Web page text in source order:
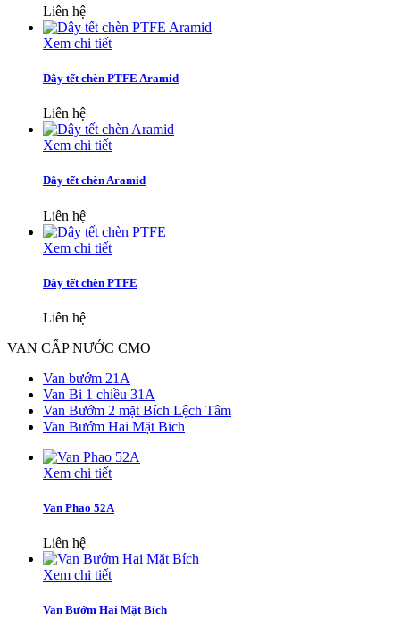
Liên hệ
Xem chi tiết
Dây tết chèn PTFE Aramid
Liên hệ
Xem chi tiết
Dây tết chèn Aramid
Liên hệ
Xem chi tiết
Dây tết chèn PTFE
Liên hệ
VAN CẤP NƯỚC CMO
Van bướm 21A
Van Bi 1 chiều 31A
Van Bướm 2 mặt Bích Lệch Tâm
Van Bướm Hai Mặt Bich
Xem chi tiết
Van Phao 52A
Liên hệ
Xem chi tiết
Van Bướm Hai Mặt Bích